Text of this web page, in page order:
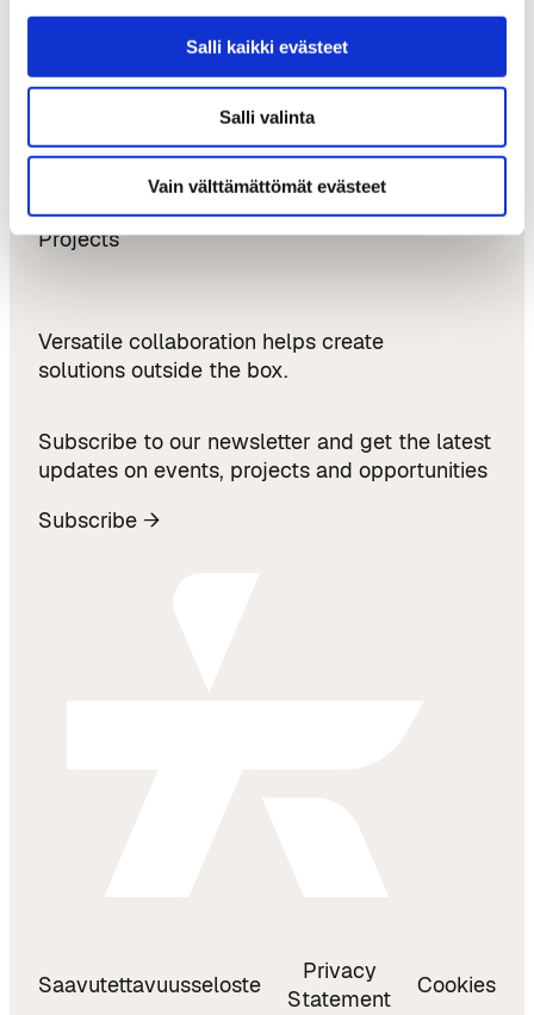
Salli kaikki evästeet
Salli valinta
Vain välttämättömät evästeet
Back: Growth, Internationalisation, and New
Updates & Opportunities
News
Projects
Versatile collaboration helps create
solutions outside the box.
Subscribe to our newsletter and get the latest
updates on events, projects and opportunities
Subscribe →
Saavutettavuusseloste
Privacy
Statement
Cookies